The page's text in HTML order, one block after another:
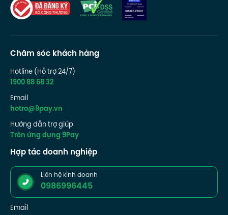
Chăm sóc khách hàng
Hotline (Hỗ trợ 24/7)
1900 88 68 32
Email
hotro@9pay.vn
Hướng dẫn trợ giúp
Trên ứng dụng 9Pay
Hợp tác doanh nghiệp
Liên hệ kinh doanh
0986996445
Email